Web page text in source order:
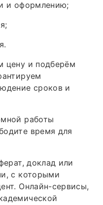
и оформлению;
цену и подберём
сроков и
работы
время для
доклад или
с которыми
Онлайн-сервисы,